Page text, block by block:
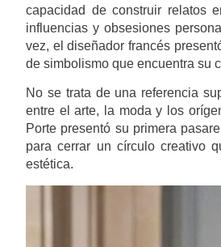
capacidad de construir relatos
influencias y obsesiones
vez, el diseñador francés
de simbolismo que encuentra su
No se trata de una referencia
entre el arte, la moda y los
Porte presentó su primera
para cerrar un círculo creativo
estética.